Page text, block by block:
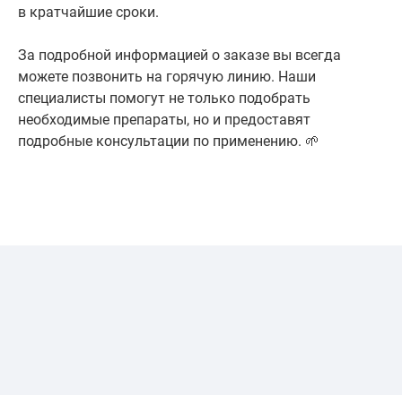
в кратчайшие сроки.
За подробной информацией о заказе вы всегда
можете позвонить на горячую линию. Наши
специалисты помогут не только подобрать
необходимые препараты, но и предоставят
подробные консультации по применению. 🌱